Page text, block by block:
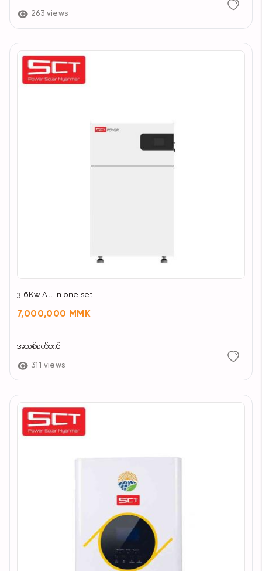
263 views
3.6Kw All in one set
7,000,000 MMK
အသစ်စက်စက်
311 views